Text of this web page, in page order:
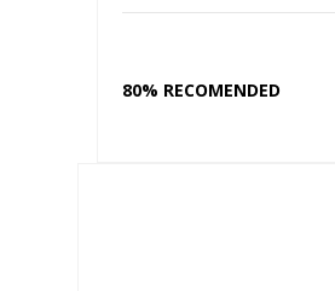
80% RECOMENDED